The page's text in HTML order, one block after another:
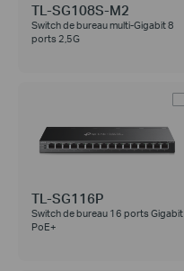
TL-SG108S-M2
Switch de bureau multi-Gigabit 8
ports 2,5G
TL-SG116P
Switch de bureau 16 ports Gigabit
PoE+